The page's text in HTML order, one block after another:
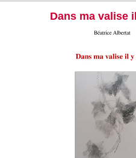
Dans ma valise